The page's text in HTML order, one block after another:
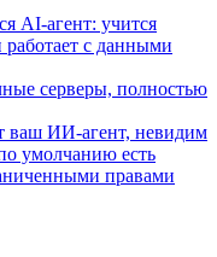
AI-агент: учится
с данными
серверы, полностью
ваш ИИ-агент, невидим
умолчанию есть
правами